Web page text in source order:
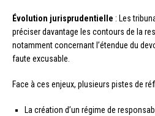
Évolution jurisprudentielle : Les
préciser davantage les contours de la
notamment concernant l’étendue du
faute excusable.
Face à ces enjeux, plusieurs pistes de
La création d’un régime de